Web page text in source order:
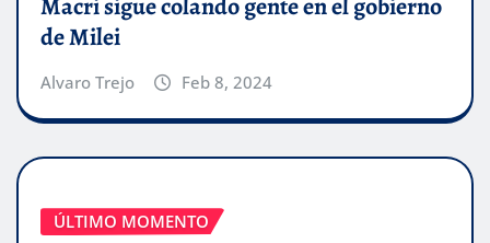
Macri sigue colando gente en el gobierno
de Milei
Alvaro Trejo Feb 8, 2024
ÚLTIMO MOMENTO